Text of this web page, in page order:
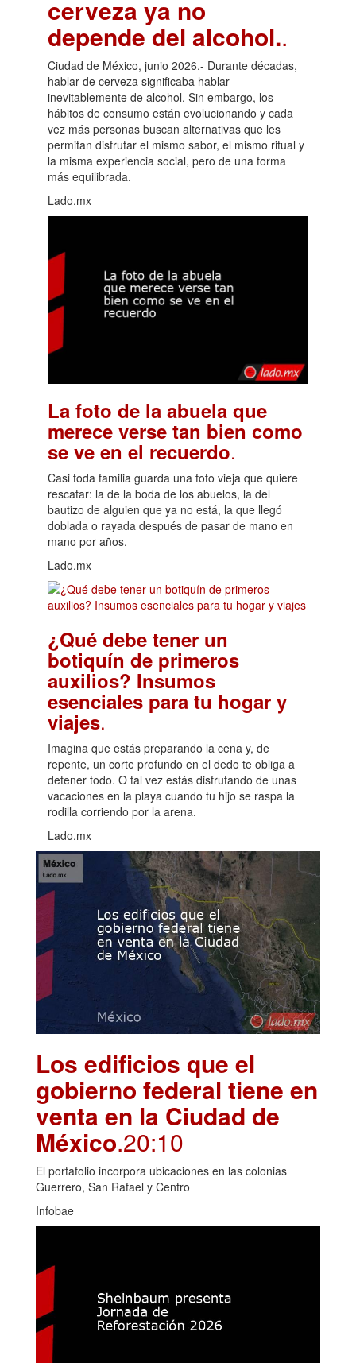
cerveza ya no
depende del alcohol..
Ciudad de México, junio 2026.- Durante décadas,
hablar de cerveza significaba hablar
inevitablemente de alcohol. Sin embargo, los
hábitos de consumo están evolucionando y cada
vez más personas buscan alternativas que les
permitan disfrutar el mismo sabor, el mismo ritual y
la misma experiencia social, pero de una forma
más equilibrada.
Lado.mx
La foto de la abuela que
merece verse tan bien como
se ve en el recuerdo.
Casi toda familia guarda una foto vieja que quiere
rescatar: la de la boda de los abuelos, la del
bautizo de alguien que ya no está, la que llegó
doblada o rayada después de pasar de mano en
mano por años.
Lado.mx
¿Qué debe tener un
botiquín de primeros
auxilios? Insumos
esenciales para tu hogar y
viajes.
Imagina que estás preparando la cena y, de
repente, un corte profundo en el dedo te obliga a
detener todo. O tal vez estás disfrutando de unas
vacaciones en la playa cuando tu hijo se raspa la
rodilla corriendo por la arena.
Lado.mx
Los edificios que el
gobierno federal tiene en
venta en la Ciudad de
México.20:10
El portafolio incorpora ubicaciones en las colonias
Guerrero, San Rafael y Centro
Infobae